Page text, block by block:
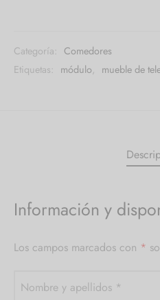
Categoría: Comedores
Etiquetas: módulo, mueble de
Información y
Los campos marcados con *
Nombre y apellidos *